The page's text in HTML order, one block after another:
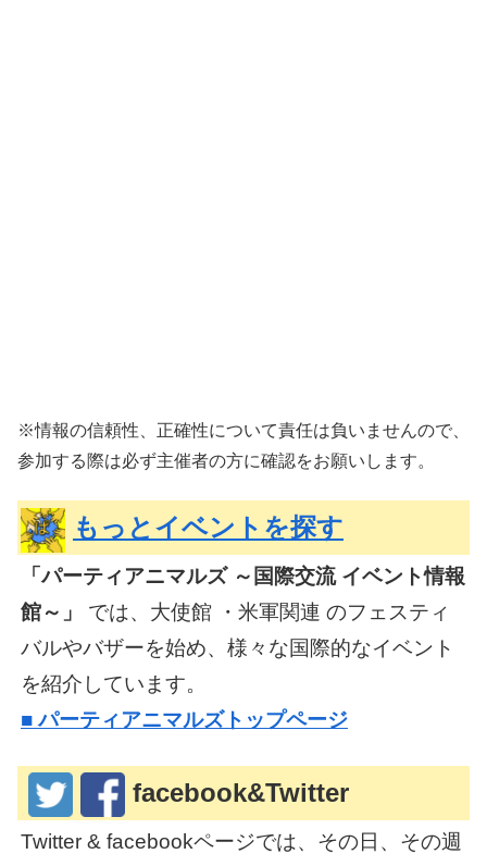
※情報の信頼性、正確性について責任は負いませんので、
参加する際は必ず主催者の方に確認をお願いします。
もっとイベントを探す
「パーティアニマルズ ～国際交流 イベント情報
館～」
では、大使館 ・米軍関連 のフェスティ
バルやバザーを始め、様々な国際的なイベント
を紹介しています。
■パーティアニマルズトップページ
facebook&Twitter
Twitter & facebookページでは、その日、その週